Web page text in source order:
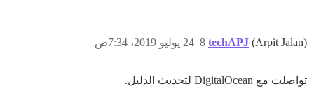
techAPJ (Arpit Jalan) 24 يوليو 2019، 7:34ص 8
تواصلت مع DigitalOcean لتحديث الدليل.